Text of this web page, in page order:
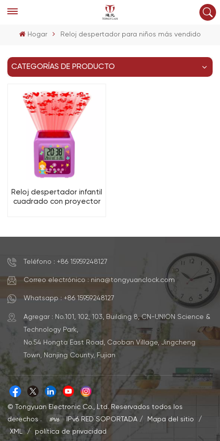
Hogar Reloj despertador para niños más vendido
CATEGORÍAS DE PRODUCTO
Reloj despertador infantil
cuadrado con proyector
Teléfono : +86 15959248127
Correo electrónico : nina@tongyuanclock.com
Whatsapp : +86 15959248127
Agregar : No.101, 102, 103, Building 8, CN-UNION Science &
Technology Park,
No.54 Hongta East Road, Caoban Village, Jingcheng
Town, Nanjing County, Fujian
© Tongyuan Electronic Co., Ltd. Reservados todos los
derechos .
IPv6 RED SOPORTADA / Mapa del sitio
/
XML
/ política de privacidad